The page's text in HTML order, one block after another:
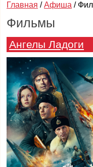
Главная / Афиша /
Фильмы
Ангелы Ладоги